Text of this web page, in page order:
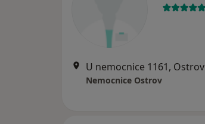
U nemocnice 1161, Ostrov
Nemocnice Ostrov